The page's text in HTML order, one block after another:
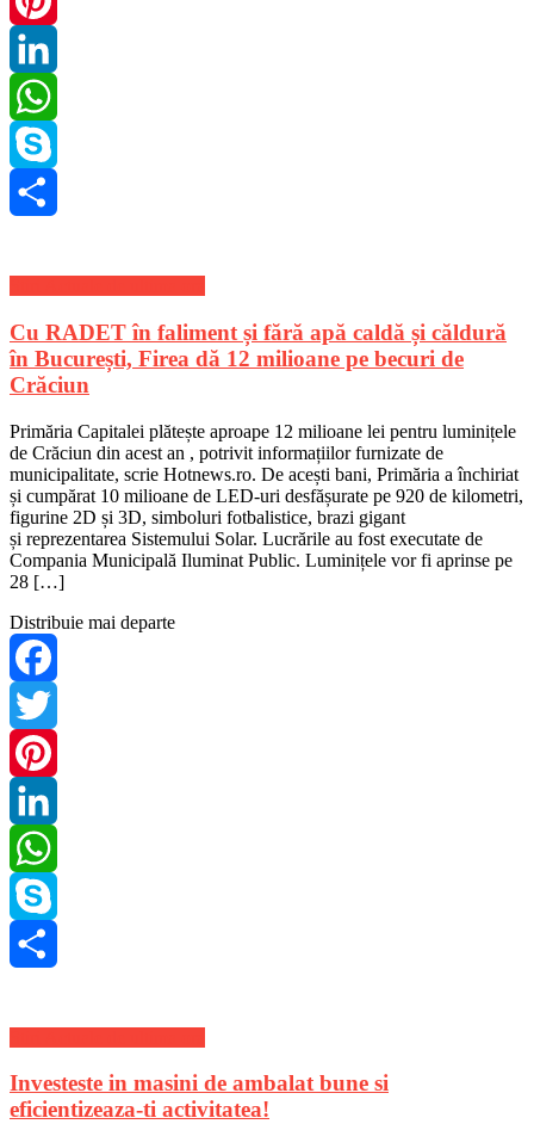
Pinterest
LinkedIn
WhatsApp
Skype
Cu RADET în faliment și fără apă caldă și căldură
în București, Firea dă 12 milioane pe becuri de
Crăciun
Primăria Capitalei plătește aproape 12 milioane lei pentru luminițele
de Crăciun din acest an , potrivit informațiilor furnizate de
municipalitate, scrie Hotnews.ro. De acești bani, Primăria a închiriat
și cumpărat 10 milioane de LED-uri desfășurate pe 920 de kilometri,
figurine 2D și 3D, simboluri fotbalistice, brazi gigant
și reprezentarea Sistemului Solar. Lucrările au fost executate de
Compania Municipală Iluminat Public. Luminițele vor fi aprinse pe
28 […]
Distribuie mai departe
Facebook
Twitter
Pinterest
LinkedIn
WhatsApp
Skype
Investeste in masini de ambalat bune si
eficientizeaza-ti activitatea!